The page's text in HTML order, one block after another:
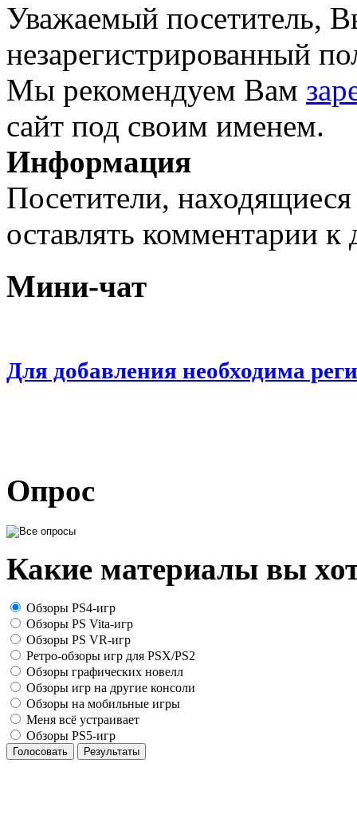
Уважаемый посетитель,
незарегистрированный
Мы рекомендуем Вам
сайт под своим именем.
Информация
Посетители,
оставлять комментарии
Мини-чат
Для добавления необходима
Опрос
Какие материалы вы
Обзоры PS4-игр
Обзоры PS Vita-игр
Обзоры PS VR-игр
Ретро-обзоры игр для PSX/PS2
Обзоры графических новелл
Обзоры игр на другие консоли
Обзоры на мобильные игры
Меня всё устраивает
Обзоры PS5-игр
Голосовать Результаты